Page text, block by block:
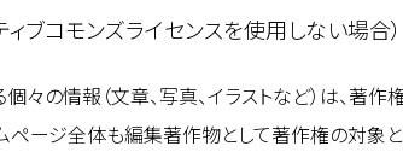
ィブコモンズライセンスを使用しない場合）
々の情報（文章、写真、イラストなど）は、著作
ページ全体も編集著作物として著作権の対象と